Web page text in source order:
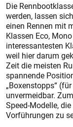
Die
werden, lassen
einen Rennen mit
Klassen Eco,
interessantesten
weil hier darum
Zeit die meisten
spannende
„Boxenstopps“
unvermeidbar.
Speed-Modelle,
Vorführungen zu